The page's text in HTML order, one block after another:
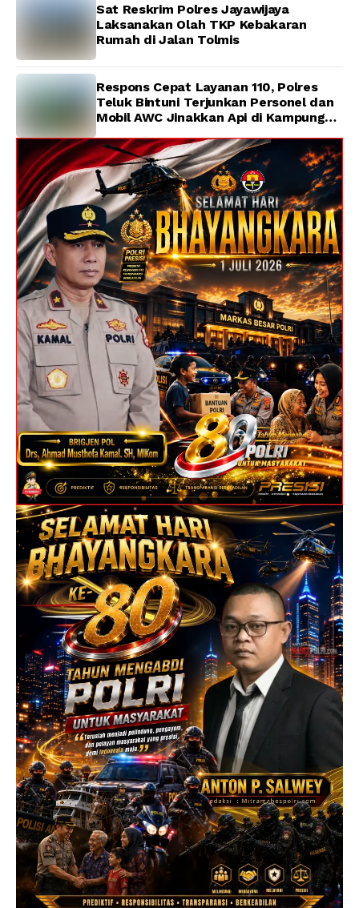
Sat Reskrim Polres Jayawijaya
Laksanakan Olah TKP Kebakaran
Rumah di Jalan Tolmis
Respons Cepat Layanan 110, Polres
Teluk Bintuni Terjunkan Personel dan
Mobil AWC Jinakkan Api di Kampung